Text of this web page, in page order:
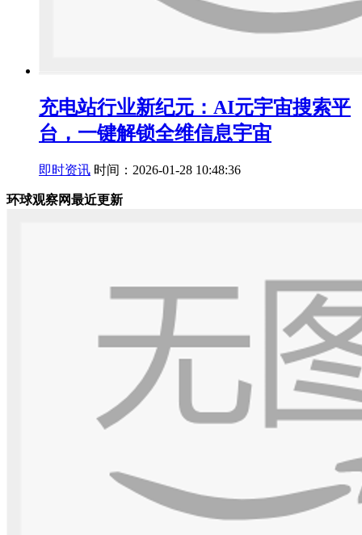
充电站行业新纪元：AI元宇宙搜索平
台，一键解锁全维信息宇宙
即时资讯 时间：2026-01-28 10:48:36
环球观察网最近更新